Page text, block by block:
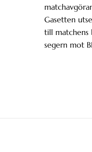
Gasetten
till matchens
segern mot